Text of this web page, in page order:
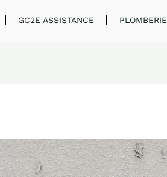
GC2E ASSISTANCE PLOMBERIE